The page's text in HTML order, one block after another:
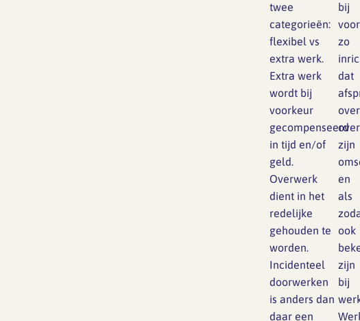
twee
categorieën:
flexibel vs
extra werk.
Extra werk
wordt bij
voorkeur
gecompenseerd
in tijd en/of
geld.
Overwerk
dient in het
redelijke
gehouden te
worden.
Incidenteel
doorwerken
is anders dan
daar een
bij
zo
dat
over
zijn
en
als
ook
zijn
bij